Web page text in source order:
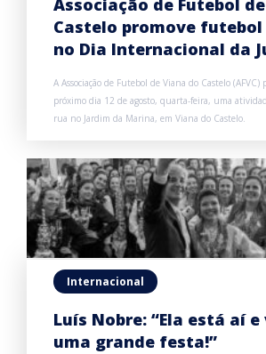
Associação de Futebol
Castelo promove futebol
no Dia Internacional da
A Associação de Futebol de Viana do Castelo (AFVC)
próximo dia 12 de agosto, quarta-feira, uma
rua no Jardim da Marina, em Viana do Castelo.
Internacional
Luís Nobre: “Ela está aí
uma grande festa!”